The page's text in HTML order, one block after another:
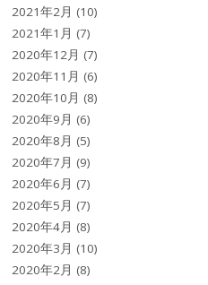
2021年2月 (10)
2021年1月 (7)
2020年12月 (7)
2020年11月 (6)
2020年10月 (8)
2020年9月 (6)
2020年8月 (5)
2020年7月 (9)
2020年6月 (7)
2020年5月 (7)
2020年4月 (8)
2020年3月 (10)
2020年2月 (8)